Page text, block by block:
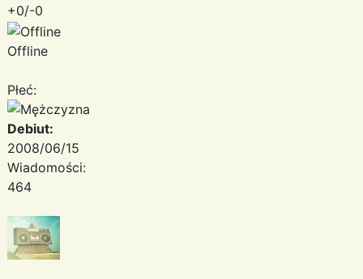
+0/-0
Offline
Płeć:
Debiut:
2008/06/15
Wiadomości:
464